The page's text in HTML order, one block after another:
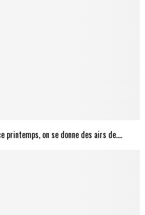
printemps, on se donne des airs de….